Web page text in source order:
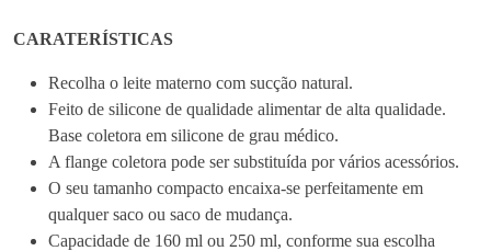
iCARATERÍSTICAS
Recolha o leite materno com sucção natural.
Feito de silicone de qualidade alimentar de alta qualidade.
Base coletora em silicone de grau médico.
A flange coletora pode ser substituída por vários acessórios.
O seu tamanho compacto encaixa-se perfeitamente em
qualquer saco ou saco de mudança.
Capacidade de 160 ml ou 250 ml, conforme sua escolha